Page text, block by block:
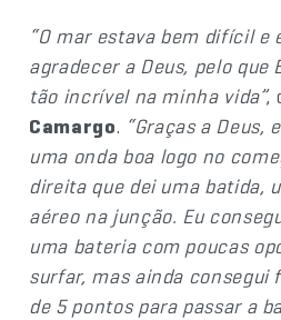
“O mar estava bem difícil e
agradecer a Deus, pelo que
tão incrível na minha vida”,
Camargo. “Graças a Deus,
uma onda boa logo no
direita que dei uma batida,
aéreo na junção. Eu
uma bateria com poucas
surfar, mas ainda consegui
de 5 pontos para passar a